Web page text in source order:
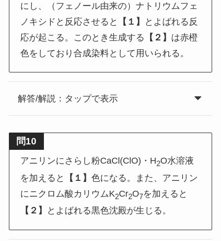
にし、（フェノール由来の）ナトリウムフェ
ノキシドと反応させると
【１】
とよばれる反
応が起こる。このとき生成する
【２】 は赤橙
色をしており合成染料として用いられる。
解答/解説：タップで表示
問10
アニリンにさらし粉CaCl(ClO)・H2O水溶液
を加えると
【１】色になる。また、アニリン
にニクロム酸カリウムK2Cr2O7を加えると
【２】
とよばれる黒色沈殿が生じる。